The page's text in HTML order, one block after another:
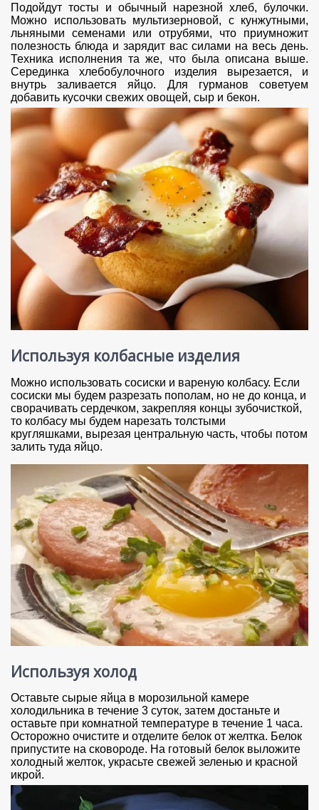
Подойдут тосты и обычный нарезной хлеб, булочки.
Можно использовать мультизерновой, с кунжутными,
льняными семенами или отрубями, что приумножит
полезность блюда и зарядит вас силами на весь день.
Техника исполнения та же, что была описана выше.
Серединка хлебобулочного изделия вырезается, и
внутрь заливается яйцо. Для гурманов советуем
добавить кусочки свежих овощей, сыр и бекон.
Используя колбасные изделия
Можно использовать сосиски и вареную колбасу. Если
сосиски мы будем разрезать пополам, но не до конца, и
сворачивать сердечком, закрепляя концы зубочисткой,
то колбасу мы будем нарезать толстыми
кругляшками, вырезая центральную часть, чтобы потом
залить туда яйцо.
Используя холод
Оставьте сырые яйца в морозильной камере
холодильника в течение 3 суток, затем достаньте и
оставьте при комнатной температуре в течение 1 часа.
Осторожно очистите и отделите белок от желтка. Белок
припустите на сковороде. На готовый белок выложите
холодный желток, украсьте свежей зеленью и красной
икрой.